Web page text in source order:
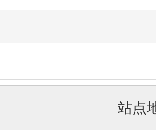
站点